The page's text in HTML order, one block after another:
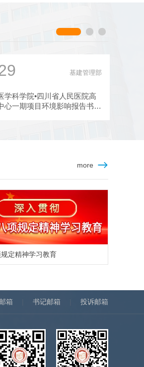
基建管理部
学科学院•四川省人民医院高
心一期项目环境影响报告书征
more
定精神学习教育
箱 书记邮箱 投诉邮箱